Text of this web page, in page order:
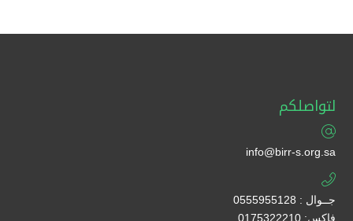
لتواصلكم
info@birr-s.org.sa
جــوال : 0555955128
فاكس: 0175322210